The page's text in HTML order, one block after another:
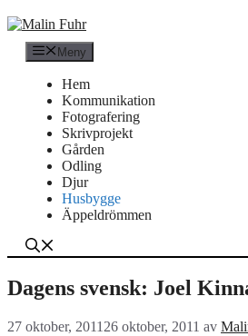
Hoppa
till
innehåll Meny
Hem
Kommunikation
Fotografering
Skrivprojekt
Gården
Odling
Djur
Husbygge
Äppeldrömmen
Dagens svensk: Joel
27 oktober, 2011 26 oktober, 2011 av